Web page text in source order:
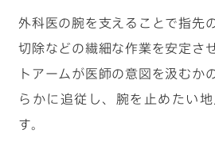
Activities
Chat
Information
About
note
外科医の腕を支えることで指先
切除などの繊細な作業を安定さ
トアームが医師の意図を汲むか
らかに追従し、腕を止めたい
す。